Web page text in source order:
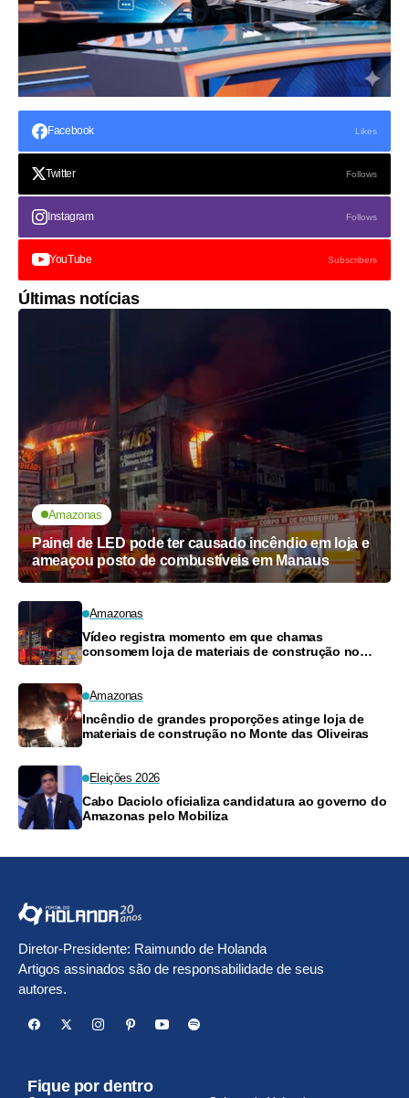
Facebook Likes
Twitter Follows
Instagram Follows
YouTube Subscribers
Últimas notícias
Amazonas
Painel de LED pode ter causado incêndio em loja e
ameaçou posto de combustíveis em Manaus
Amazonas
Vídeo registra momento em que chamas
consomem loja de materiais de construção no
Amazonas
Incêndio de grandes proporções atinge loja de
materiais de construção no Monte das Oliveiras
Eleições 2026
Cabo Daciolo oficializa candidatura ao governo do
Amazonas pelo Mobiliza
Diretor-Presidente: Raimundo de Holanda
Artigos assinados são de responsabilidade de seus
autores.
Fique por dentro